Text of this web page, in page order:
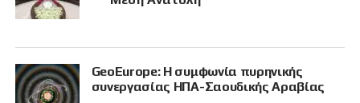
GeoEurope: Η συμφωνία πυρηνικής
συνεργασίας ΗΠΑ-Σαουδικής Αραβίας